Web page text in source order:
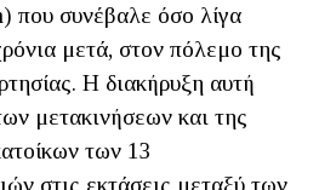
που συνέβαλε όσο λίγα
μετά, στον πόλεμο της
Η διακήρυξη αυτή
μετακινήσεων και της
των 13
στις εκτάσεις μεταξύ των